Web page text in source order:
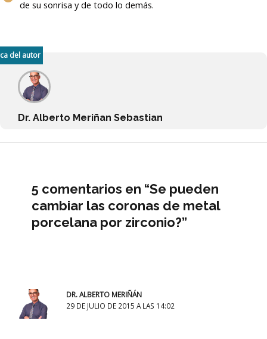
de su sonrisa y de todo lo demás.
del autor
Dr. Alberto Meriñan Sebastian
5 comentarios en “Se pueden
cambiar las coronas de metal
porcelana por zirconio?”
DR. ALBERTO MERIÑÁN
29 DE JULIO DE 2015 A LAS 14:02